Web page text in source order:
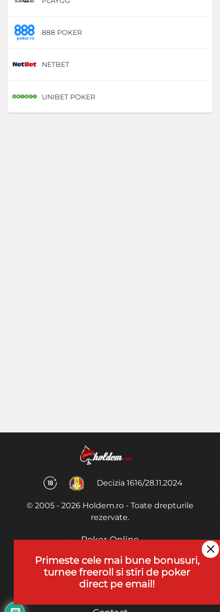
888 POKER
NETBET
UNIBET POKER
Decizia 1616/28.11.2024
© 2005 - 2026 Holdem.ro - Toate drepturile
rezervate.
Poker Online
Termeni si Conditii
Joaca Poker
Primeste cele mai bune bonusuri,
turnee freeroll si stiri de poker
direct pe email!